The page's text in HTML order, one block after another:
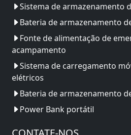
Sistema de armazenamento
Bateria de armazenamento
Fonte de alimentação de
acampamento
Sistema de carregamento
elétricos
Bateria de armazenamento
Power Bank portátil